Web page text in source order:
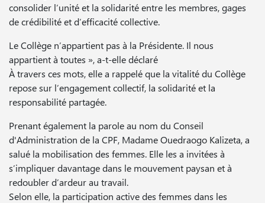
consolider l’unité et la solidarité entre les membres, gages
de crédibilité et d’efficacité collective.
Le Collège n’appartient pas à la Présidente. Il nous
appartient à toutes », a-t-elle déclaré
À travers ces mots, elle a rappelé que la vitalité du Collège
repose sur l’engagement collectif, la solidarité et la
responsabilité partagée.
Prenant également la parole au nom du Conseil
d'Administration de la CPF, Madame Ouedraogo Kalizeta, a
salué la mobilisation des femmes. Elle les a invitées à
s’impliquer davantage dans le mouvement paysan et à
redoubler d’ardeur au travail.
Selon elle, la participation active des femmes dans les